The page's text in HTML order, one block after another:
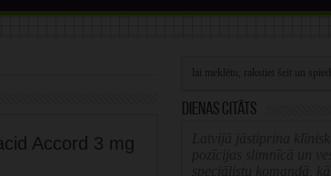
Accord 3 mg
Dienas citāts